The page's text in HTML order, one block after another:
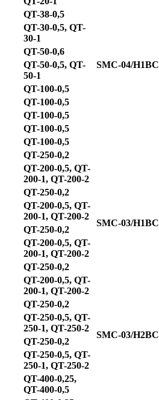
SMC-04/
QT-38-0,5
QT-30-0,5, QT-
30-1
QT-50-0,6
QT-50-0,5, QT-
50-1
QT-100-0,5
QT-100-0,5
QT-100-0,5
QT-100-0,5
QT-100-0,5
QT-250-0,2
SMC-03/
QT-200-0,5, QT-
200-1, QT-200-2
QT-250-0,2
QT-200-0,5, QT-
200-1, QT-200-2
QT-250-0,2
QT-200-0,5, QT-
200-1, QT-200-2
QT-250-0,2
QT-200-0,5, QT-
200-1, QT-200-2
QT-250-0,2
SMC-03/
QT-250-0,5, QT-
250-1, QT-250-2
QT-250-0,2
QT-250-0,5, QT-
250-1, QT-250-2
QT-400-0,25,
QT-400-0,5